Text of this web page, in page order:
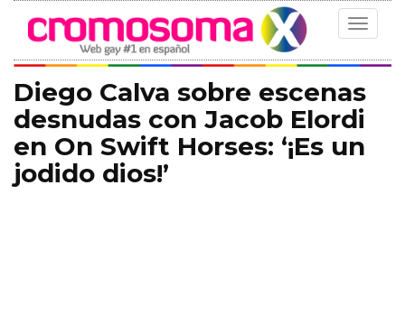
Toggle
Diego Calva sobre escenas
desnudas con Jacob Elordi
en On Swift Horses: ‘¡Es un
jodido dios!’